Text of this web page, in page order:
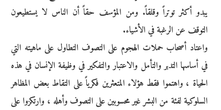
يبدو أكثر توتراً وقلقاً. ومن المؤسف حقاً أن الناس لا يستطيعون
التوقف عن الرغبة في الأشياء.
واعتاد أصحاب حملات الهجوم على التصوف التطاول على ماهيته التي
في أساسها التدبر والتأمل والاعتبار والتفكير في وظيفة الإنسان في هذه
الحياة ، واهتموا فقط هؤلاء المتعثرين فكرياً على التقاط بعض المظاهر
السلوكية لفئة من البشر غير محسوبين على التصوف وأهله ، وارتكزوا على